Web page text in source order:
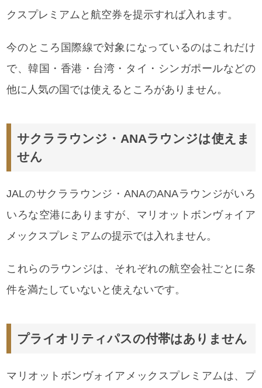
クスプレミアムと航空券を提示すれば入れます。
今のところ国際線で対象になっているのはこれだけ
で、韓国・香港・台湾・タイ・シンガポールなどの
他に人気の国では使えるところがありません。
サクララウンジ・ANAラウンジは使えま
せん
JALのサクララウンジ・ANAのANAラウンジがいろ
いろな空港にありますが、マリオットボンヴォイア
メックスプレミアムの提示では入れません。
これらのラウンジは、それぞれの航空会社ごとに条
件を満たしていないと使えないです。
プライオリティパスの付帯はありません
マリオットボンヴォイアメックスプレミアムは、プ